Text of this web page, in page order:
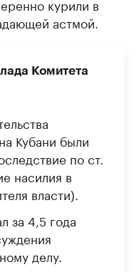
курили в
астмой.
Комитета
Кубани были
по ст.
насилия в
власти).
за 4,5 года
делу.